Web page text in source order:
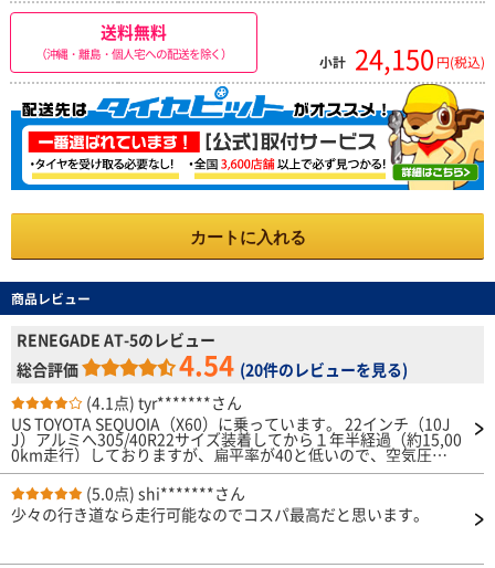
送料無料
（沖縄・離島・個人宅への配送を除く） 小計 24,150 円(税込)
カートに入れる
商品レビュー
RENEGADE AT-5のレビュー
総合評価
4.54 (20件のレビューを見る)
(4.1点) tyr*******さん
US TOYOTA SEQUOIA（X60）に乗っています。 22インチ（10J
J）アルミへ305/40R22サイズ装着してから１年半経過（約15,00
0km走行）しておりますが、扁平率が40と低いので、空気圧を2.
8〜3.0kgfにして乗っていますが、耐久性はあると思います。5〜
8年は持ちそうです。 車自体がスピードを出して走るのは不向き
ですが、通常走行でドライ＆ウェットのグリップ力は充分にあ
り、危険回避の急ブレーキでも充分に止まります。 ただ、オフ
す。
(5.0点) shi*******さん
少々の行き道なら走行可能なのでコスパ最高だと思います。